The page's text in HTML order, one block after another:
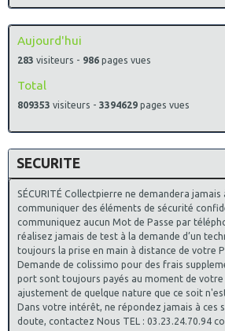
Aujourd'hui
283 visiteurs - 986 pages vues
Total
809353 visiteurs - 3394629 pages vues
SECURITE
SÉCURITÉ Collectpierre ne demandera jamais
communiquer des éléments de sécurité
communiquez aucun Mot de Passe par
réalisez jamais de test à la demande d’un
toujours la prise en main à distance de votre
Demande de colissimo pour des frais
port sont toujours payés au moment de votre
ajustement de quelque nature que ce soit
Dans votre intérêt, ne répondez jamais à ces
doute, contactez Nous TEL : 03.23.24.70.94